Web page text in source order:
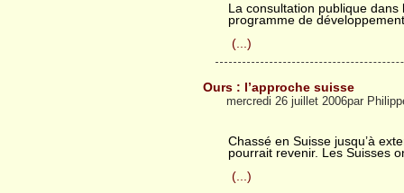
La consultation publique
programme de
(...)
Ours : l’approche suisse
mercredi 26 juillet 2006par
Chassé en Suisse jusqu’à
pourrait revenir. Les Suisses
(...)